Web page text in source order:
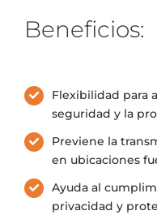
Beneficios:
Flexibilidad para
seguridad y la
Previene la
en ubicaciones
Ayuda al
privacidad y